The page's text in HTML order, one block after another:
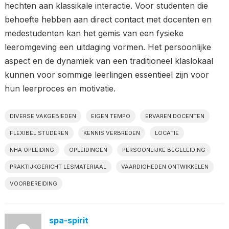
hechten aan klassikale interactie. Voor studenten die
behoefte hebben aan direct contact met docenten en
medestudenten kan het gemis van een fysieke
leeromgeving een uitdaging vormen. Het persoonlijke
aspect en de dynamiek van een traditioneel klaslokaal
kunnen voor sommige leerlingen essentieel zijn voor
hun leerproces en motivatie.
DIVERSE VAKGEBIEDEN EIGEN TEMPO ERVAREN DOCENTEN
FLEXIBEL STUDEREN KENNIS VERBREDEN LOCATIE
NHA OPLEIDING OPLEIDINGEN PERSOONLIJKE BEGELEIDING
PRAKTIJKGERICHT LESMATERIAAL VAARDIGHEDEN ONTWIKKELEN
VOORBEREIDING
spa-spirit